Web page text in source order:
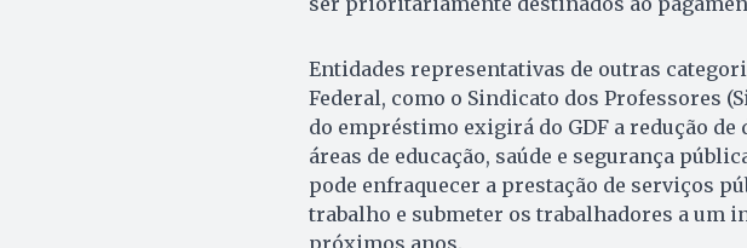
Entidades representativas de outras
Federal, como o Sindicato dos Professores
do empréstimo exigirá do GDF a redução
áreas de educação, saúde e segurança
pode enfraquecer a prestação de serviços
trabalho e submeter os trabalhadores a um